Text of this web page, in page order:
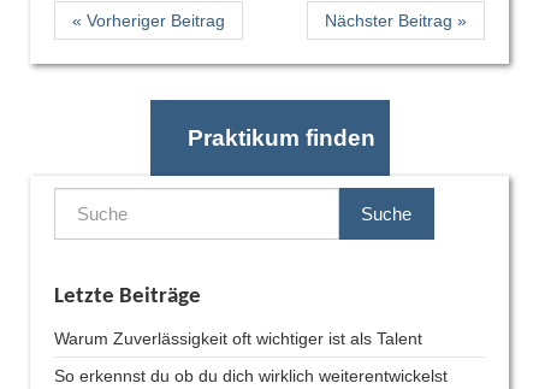
« Vorheriger Beitrag Nächster Beitrag »
Praktikum finden
Suche
Letzte Beiträge
Warum Zuverlässigkeit oft wichtiger ist als Talent
So erkennst du ob du dich wirklich weiterentwickelst